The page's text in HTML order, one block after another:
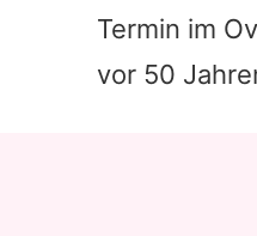
Termin im
vor 50